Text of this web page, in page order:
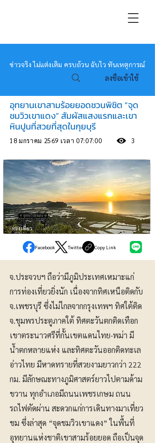
หมอข่าว
ข่าวจริง ไม่แต่งเติม ครบถ้วน ฉับไว ทันเหตุการณ์
ลงชื่อเข้าใช้
อุทยานเขาสามร้อยยอดชวนพิชิต “จุด
ชมวิวเขาแดง” สัมผัสแสงแรกและเขา
หินปูนที่สวยที่สุดในกุยบุรี
18 มกราคม 2569 เวลา 07:07:00 3
ท่องเที่ยว
Facebook Twitter Copy Link
จ.ประจวบฯ ถือว่ามีภูมิประเทศเหมาะแก่
การท่องเที่ยวยิ่งนัก เนื่องจากทิศเหนือติดกับ
จ.เพชรบุรี ซึ่งไม่ไกลจากกรุงเทพฯ ทิศใต้ติด
จ.ชุมพรประตูภาคใต้ ทิศตะวันตกติดเทือก
เขาตระนาวศรีที่กั้นเขตแดนไทย-พม่า มี
น้ำตกหลายแห่ง และทิศตะวันออกติดทะเล
อ่าวไทย มีหาดทรายที่สวยงามยาวกว่า 222
กม. มีลักษณะทางภูมิศาสตร์ยาวไปตามด้าม
ขวาน ทุกอำเภอมีถนนเพชรเกษม ถนน
รถไฟตัดผ่าน สะดวกแก่การเดินทางมาเที่ยว
ชม ซึ่งล่าสุด “จุดชมวิวเขาแดง” ในพื้นที่
อุทยานแห่งชาติเขาสามร้อยยอด ถือเป็นจุด